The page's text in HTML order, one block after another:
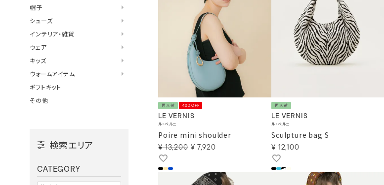
再入荷 40%OFF
LE VERNIS
ル・ベルニ
Poire mini shoulder
¥ 13,200 ¥ 7,920
再入荷
LE VERNIS
ル・ベルニ
Sculpture bag S
¥ 12,100
帽子
シューズ
インテリア・雑貨
ウェア
キッズ
ウォームアイテム
ギフトキット
その他
検索エリア
CATEGORY